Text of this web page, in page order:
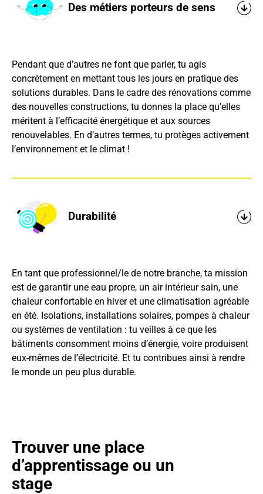
Des métiers porteurs de sens
Pendant que d’autres ne font que parler, tu agis
concrètement en mettant tous les jours en pratique des
solutions durables. Dans le cadre des rénovations comme
des nouvelles constructions, tu donnes la place qu’elles
méritent à l’efficacité énergétique et aux sources
renouvelables. En d’autres termes, tu protèges activement
l’environnement et le climat !
Durabilité
En tant que professionnel/le de notre branche, ta mission
est de garantir une eau propre, un air intérieur sain, une
chaleur confortable en hiver et une climatisation agréable
en été. Isolations, installations solaires, pompes à chaleur
ou systèmes de ventilation : tu veilles à ce que les
bâtiments consomment moins d’énergie, voire produisent
eux-mêmes de l’électricité. Et tu contribues ainsi à rendre
le monde un peu plus durable.
Trouver une place
d’apprentissage ou un
stage